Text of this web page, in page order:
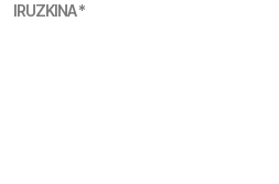
IRUZKINA*